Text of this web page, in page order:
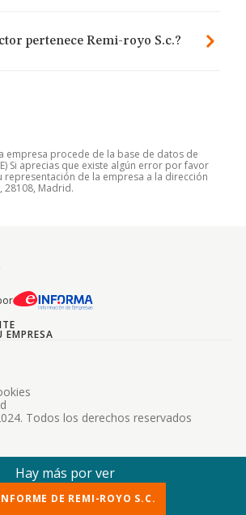
pertenece Remi-royo S.c.?
empresa procede de la base de datos de
Si aprecias que existe algún error por favor
de la empresa a la dirección
28108, Madrid.
Todos los derechos reservados
Hay más por ver
DE REMI-ROYO S.C.